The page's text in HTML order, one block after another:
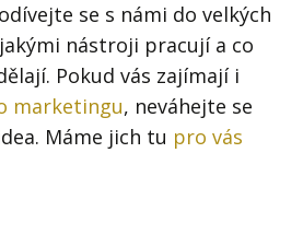
se s námi do velkých
nástroji pracují a co
Pokud vás zajímají i
marketingu, neváhejte se
Máme jich tu pro vás